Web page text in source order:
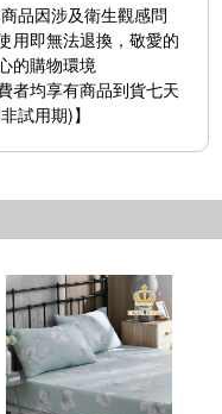
品因涉及衛生觀感問
用即無法退換，敬愛的
的購物環境
者均享有商品到貨七天
試用期)】